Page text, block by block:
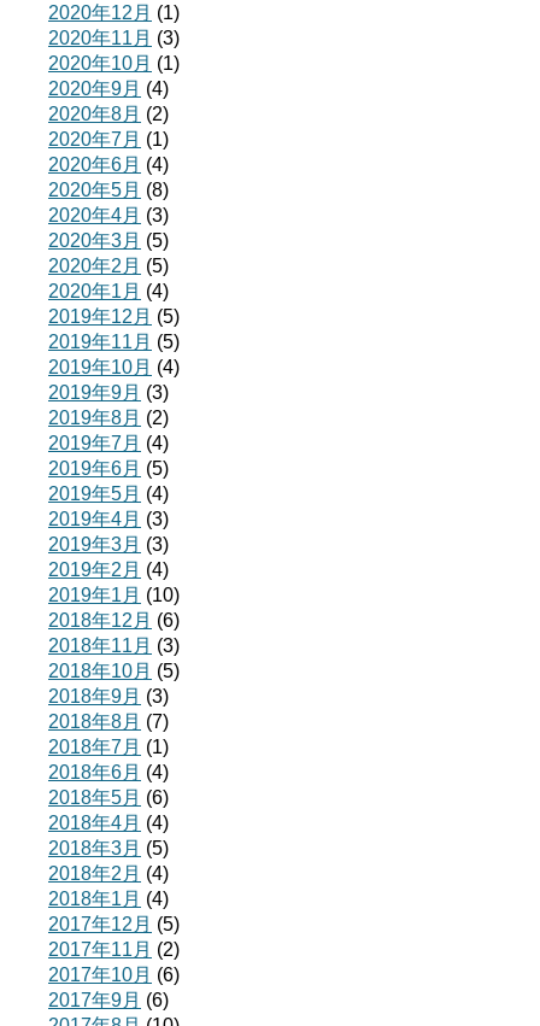
2020年12月 (1)
2020年11月 (3)
2020年10月 (1)
2020年9月 (4)
2020年8月 (2)
2020年7月 (1)
2020年6月 (4)
2020年5月 (8)
2020年4月 (3)
2020年3月 (5)
2020年2月 (5)
2020年1月 (4)
2019年12月 (5)
2019年11月 (5)
2019年10月 (4)
2019年9月 (3)
2019年8月 (2)
2019年7月 (4)
2019年6月 (5)
2019年5月 (4)
2019年4月 (3)
2019年3月 (3)
2019年2月 (4)
2019年1月 (10)
2018年12月 (6)
2018年11月 (3)
2018年10月 (5)
2018年9月 (3)
2018年8月 (7)
2018年7月 (1)
2018年6月 (4)
2018年5月 (6)
2018年4月 (4)
2018年3月 (5)
2018年2月 (4)
2018年1月 (4)
2017年12月 (5)
2017年11月 (2)
2017年10月 (6)
2017年9月 (6)